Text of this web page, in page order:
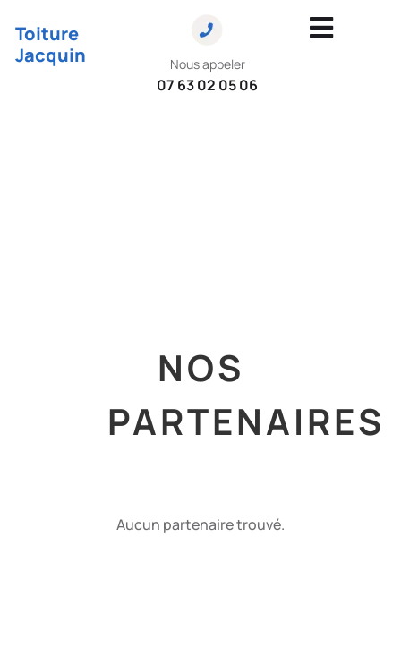
Toiture
Jacquin
Nous appeler
07 63 02 05 06
NOS
PARTENAIRES
Aucun partenaire trouvé.